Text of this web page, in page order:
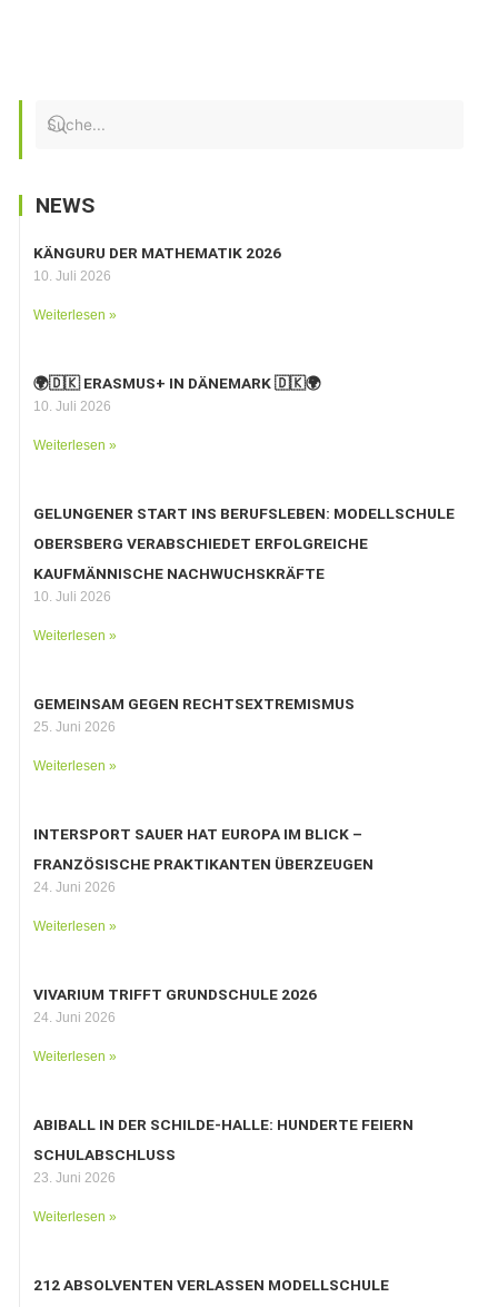
NEWS
KÄNGURU DER MATHEMATIK 2026
10. Juli 2026
Weiterlesen »
🌍🇩🇰 ERASMUS+ IN DÄNEMARK 🇩🇰🌍
10. Juli 2026
Weiterlesen »
GELUNGENER START INS BERUFSLEBEN: MODELLSCHULE
OBERSBERG VERABSCHIEDET ERFOLGREICHE
KAUFMÄNNISCHE NACHWUCHSKRÄFTE
10. Juli 2026
Weiterlesen »
GEMEINSAM GEGEN RECHTSEXTREMISMUS
25. Juni 2026
Weiterlesen »
INTERSPORT SAUER HAT EUROPA IM BLICK –
FRANZÖSISCHE PRAKTIKANTEN ÜBERZEUGEN
24. Juni 2026
Weiterlesen »
VIVARIUM TRIFFT GRUNDSCHULE 2026
24. Juni 2026
Weiterlesen »
ABIBALL IN DER SCHILDE-HALLE: HUNDERTE FEIERN
SCHULABSCHLUSS
23. Juni 2026
Weiterlesen »
212 ABSOLVENTEN VERLASSEN MODELLSCHULE